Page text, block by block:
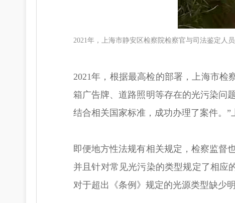
2021年，上海市静安区检察院检察官与司法鉴定人
2021年，根据最高检的部署，上海市
箱广告牌、道路照明等存在的光污染问
结合相关国家标准，成功办理了案件。”
即便地方性法规有相关规定，检察监督
并且针对常见光污染的类型规定了相应
对于超出《条例》规定的光源类型缺少